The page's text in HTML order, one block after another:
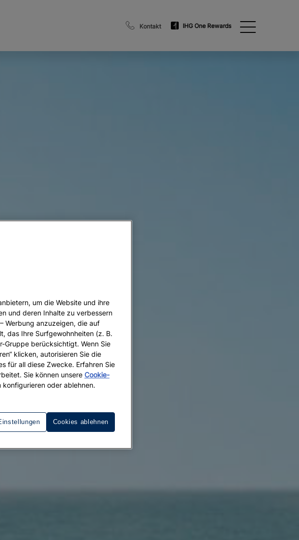
Kontakt IHG One Rewards
um die Website und ihre
und deren Inhalte zu verbessern
Werbung anzuzeigen, die auf
das Ihre Surfgewohnheiten (z. B.
Gruppe berücksichtigt. Wenn Sie
klicken, autorisieren Sie die
für all diese Zwecke. Erfahren Sie
Sie können unsere Cookie-
konfigurieren oder ablehnen.
Cookies ablehnen